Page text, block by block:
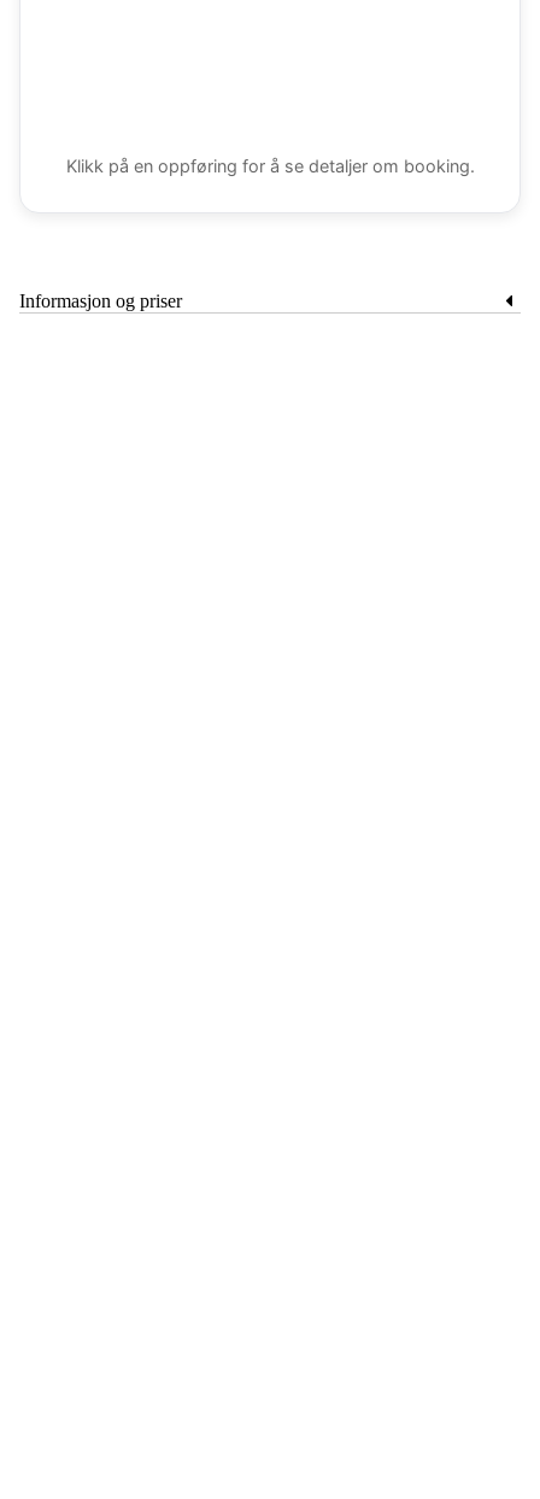
Klikk på en oppføring for å se detaljer om booking.
Informasjon og priser